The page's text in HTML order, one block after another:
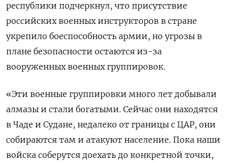
республики подчеркнул, что присутствие
российских военных инструкторов в стране
укрепило боеспособность армии, но угрозы в
плане безопасности остаются из-за
вооруженных военных группировок.
«Эти военные группировки много лет добывали
алмазы и стали богатыми. Сейчас они находятся
в Чаде и Судане, недалеко от границы с ЦАР, они
собираются там и атакуют население. Пока наши
войска соберутся доехать до конкретной точки,